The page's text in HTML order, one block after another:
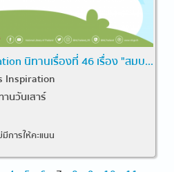
นิทานเรื่องที่ 46 เรื่อง "สมบ...
Inspiration
านวันเสาร์
มีการให้คะแนน